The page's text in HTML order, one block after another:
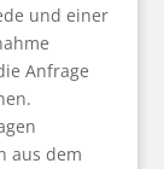
und einer
Anfrage
aus dem